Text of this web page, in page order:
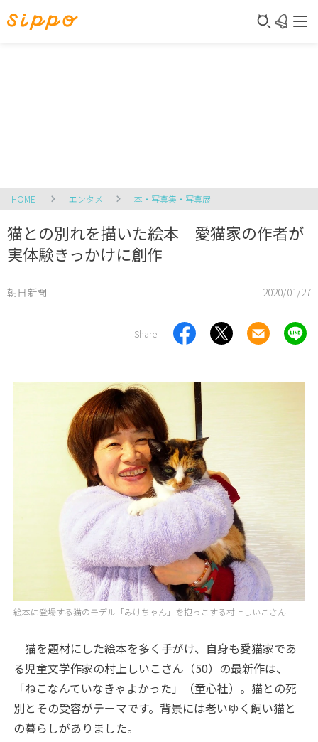
HOME エンタメ 本・写真集・写真展
猫との別れを描いた絵本 愛猫家の作者が
実体験きっかけに創作
朝日新聞 2020/01/27
Share
絵本に登場する猫のモデル「みけちゃん」を抱っこする村上しいこさん
猫を題材にした絵本を多く手がけ、自身も愛猫家であ
る児童文学作家の村上しいこさん（50）の最新作は、
「ねこなんていなきゃよかった」（童心社）。猫との死
別とその受容がテーマです。背景には老いゆく飼い猫と
の暮らしがありました。